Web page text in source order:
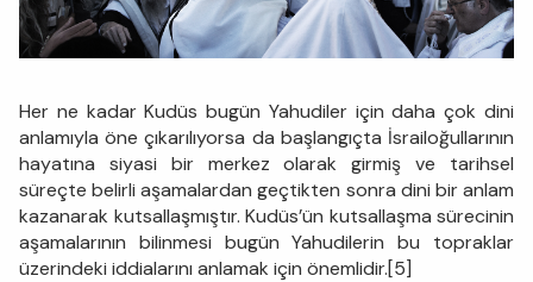
Her ne kadar Kudüs bugün Yahudiler için daha çok dini
anlamıyla öne çıkarılıyorsa da başlangıçta İsrailoğullarının
hayatına siyasi bir merkez olarak girmiş ve tarihsel
süreçte belirli aşamalardan geçtikten sonra dini bir anlam
kazanarak kutsallaşmıştır. Kudüs’ün kutsallaşma sürecinin
aşamalarının bilinmesi bugün Yahudilerin bu topraklar
üzerindeki iddialarını anlamak için önemlidir.[5]